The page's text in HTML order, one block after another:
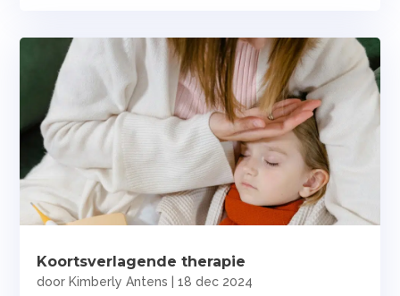
Koortsverlagende therapie
door Kimberly Antens |18 dec 2024